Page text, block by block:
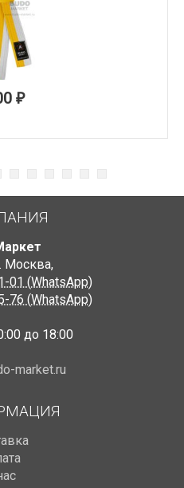
₽
Москва,
01 (WhatsApp)
76 (WhatsApp)
до 18:00
market.ru